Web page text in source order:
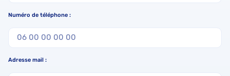
Numéro de téléphone :
Adresse mail :